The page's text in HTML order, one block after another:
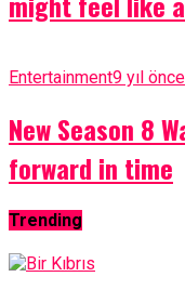
Entertainment9 yıl önce
New Season 8
forward in time
Trending